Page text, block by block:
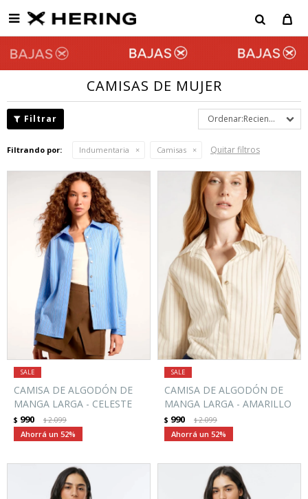

CAMISAS DE MUJER
Recientes
Filtrando por: Indumentaria Camisas Quitar filtros
CAMISA DE ALGODÓN DE
MANGA LARGA - CELESTE
$ 990 $2.099
52
CAMISA DE ALGODÓN DE
MANGA LARGA - AMARILLO
$ 990 $2.099
52